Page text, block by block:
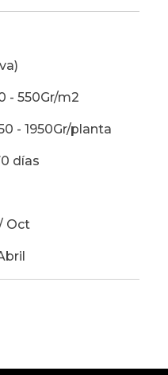
- 550Gr/m2
- 1950Gr/planta
días
Oct